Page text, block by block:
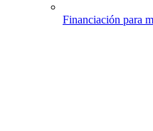
Financiación para